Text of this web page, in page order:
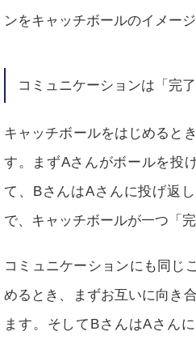
ンをキャッチボールのイメー
コミュニケーションは「完
キャッチボールをはじめると
す。まずAさんがボールを投
て、BさんはAさんに投げ返
で、キャッチボールが一つ「完
コミュニケーションにも同じ
めるとき、まずお互いに向き
ます。そしてBさんはAさん